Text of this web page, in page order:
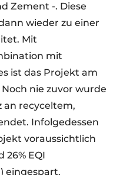
Zement -. Diese
wieder zu einer
Mit
mit
ist das Projekt am
nie zuvor wurde
an recyceltem,
Infolgedessen
voraussichtlich
26% EQI
eingespart.